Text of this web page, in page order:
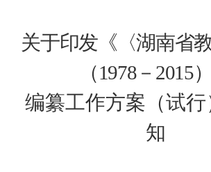
关于印发《〈湖南省
（1978－ 2015）
编纂工作方案（试行
知